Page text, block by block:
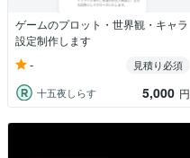
ゲームのプロット・世界観・キャラ
設定制作します
-
見積り必須
十五夜しらす
5,000 円